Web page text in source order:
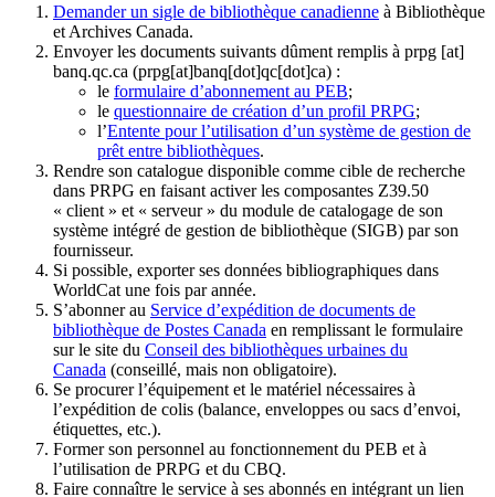
Demander un sigle de bibliothèque canadienne à Bibliothèque
et Archives Canada.
Envoyer les documents suivants dûment remplis à prpg [at]
banq.qc.ca (prpg[at]banq[dot]qc[dot]ca) :
le formulaire d’abonnement au PEB;
le questionnaire de création d’un profil PRPG;
l’Entente pour l’utilisation d’un système de gestion de
prêt entre bibliothèques.
Rendre son catalogue disponible comme cible de recherche
dans PRPG en faisant activer les composantes Z39.50
« client » et « serveur » du module de catalogage de son
système intégré de gestion de bibliothèque (SIGB) par son
fournisseur.
Si possible, exporter ses données bibliographiques dans
WorldCat une fois par année.
S’abonner au Service d’expédition de documents de
bibliothèque de Postes Canada en remplissant le formulaire
sur le site du Conseil des bibliothèques urbaines du
Canada (conseillé, mais non obligatoire).
Se procurer l’équipement et le matériel nécessaires à
l’expédition de colis (balance, enveloppes ou sacs d’envoi,
étiquettes, etc.).
Former son personnel au fonctionnement du PEB et à
l’utilisation de PRPG et du CBQ.
Faire connaître le service à ses abonnés en intégrant un lien